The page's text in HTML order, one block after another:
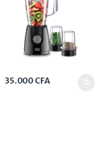
35.000 CFA